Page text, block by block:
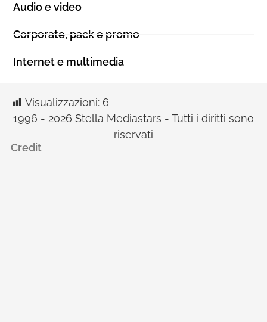
Audio e video
Corporate, pack e promo
Internet e multimedia
Visualizzazioni: 6
1996 - 2026 Stella Mediastars - Tutti i diritti sono
riservati
Credit